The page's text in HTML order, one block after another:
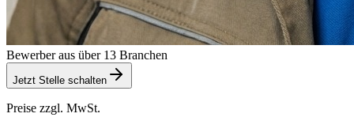
Bewerber aus über 13 Branchen
Jetzt Stelle schalten
Preise zzgl. MwSt.